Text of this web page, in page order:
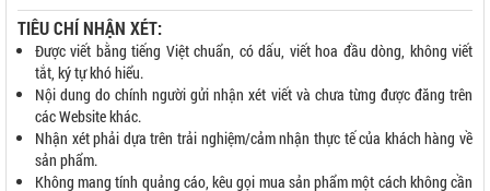
TIÊU CHÍ NHẬN XÉT:
Được viết bằng tiếng Việt chuẩn, có dấu, viết hoa đầu dòng, không viết
tắt, ký tự khó hiểu.
Nội dung do chính người gửi nhận xét viết và chưa từng được đăng trên
các Website khác.
Nhận xét phải dựa trên trải nghiệm/cảm nhận thực tế của khách hàng về
sản phẩm.
Không mang tính quảng cáo, kêu gọi mua sản phẩm một cách không cần